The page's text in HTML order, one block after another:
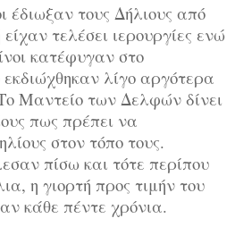
έδιωξαν τους Δήλιους από
τελέσει ιερουργίες ενώ
κατέφυγαν στο
λίγο αργότερα
Μαντείο των Δελφών δίνει
πως πρέπει να
στον τόπο τους.
πίσω και τότε περίπου
η γιορτή προς τιμήν του
κάθε πέντε χρόνια.